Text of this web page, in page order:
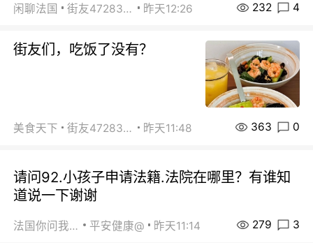
闲聊法国 街友472838572 昨天12:26 232 4
街友们，吃饭了没有？
美食天下 街友472838572 昨天11:48 363 0
请问92.小孩子申请法籍.法院在哪里？有谁知
道说一下谢谢
法国你问我答 平安健康@ 昨天11:14 279 3